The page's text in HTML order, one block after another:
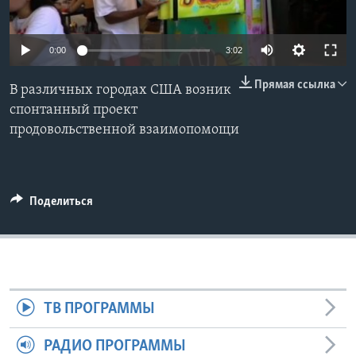
Learning English
0:00 3:02
Прямая ссылка
В различных городах США возник
спонтанный проект
продовольственной взаимопомощи
Поделиться
ТВ ПРОГРАММЫ
РАДИО ПРОГРАММЫ